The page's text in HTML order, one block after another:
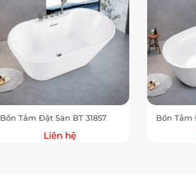
Bồn Tắm Đặt Sàn BT 31857
Liên hệ
Bồn Tắm